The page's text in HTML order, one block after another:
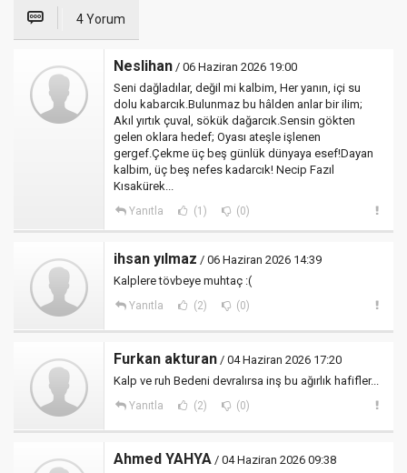
4 Yorum
Neslihan / 06 Haziran 2026 19:00
Seni dağladılar, değil mi kalbim, Her yanın, içi su
dolu kabarcık.Bulunmaz bu hâlden anlar bir ilim;
Akıl yırtık çuval, sökük dağarcık.Sensin gökten
gelen oklara hedef; Oyası ateşle işlenen
gergef.Çekme üç beş günlük dünyaya esef!Dayan
kalbim, üç beş nefes kadarcık! Necip Fazıl
Kısakürek...
Yanıtla (1) (0)
ihsan yılmaz / 06 Haziran 2026 14:39
Kalplere tövbeye muhtaç :(
Yanıtla (2) (0)
Furkan akturan / 04 Haziran 2026 17:20
Kalp ve ruh Bedeni devralırsa inş bu ağırlık hafifler...
Yanıtla (2) (0)
Ahmed YAHYA / 04 Haziran 2026 09:38